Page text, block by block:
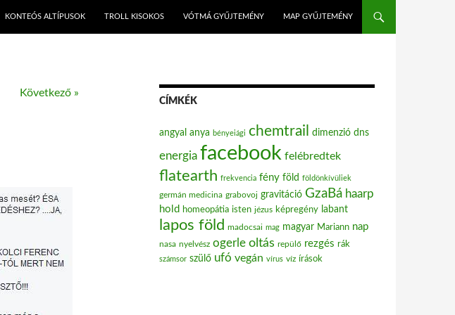
KONTEÓS ALTÍPUSOK TROLL KISOKOS VÓTMÁ GYŰJTEMÉNY MAP GYŰJTEMÉNY
Következő »
CÍMKÉK
angyal anya bényeiági chemtrail dimenzió dns
energia facebook felébredtek
flatearth frekvencia fény föld földönkívüliek
germán medicina grabovoj gravitáció GzaBá haarp
hold homeopátia isten jézus képregény labant
lapos föld madocsai mag magyar Mariann nap
nasa nyelvész ogerle oltás repülő rezgés rák
számsor szülő ufó vegán vírus víz írások